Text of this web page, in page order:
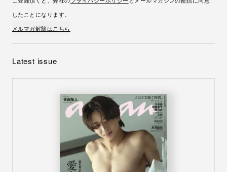
したことになります。
メルマガ解除はこちら
Latest issue